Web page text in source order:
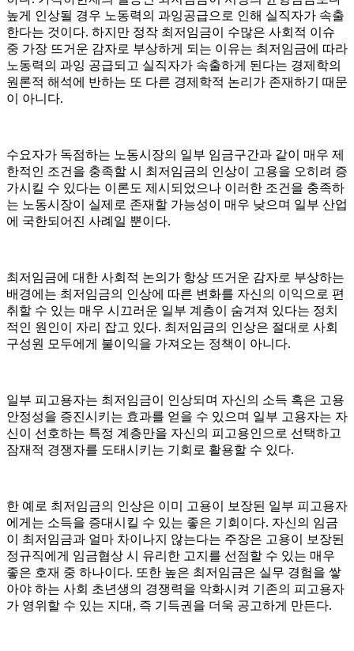
높게 인상될 경우 노동력의 과잉공급으로 인해 실직자가 속출
한다는 것이다. 하지만 정작 최저임금이 수많은 사회적 이슈
중 가장 뜨거운 감자로 부상하게 되는 이유는 최저임금에 따라
노동력의 과잉 공급되고 실직자가 속출하게 된다는 경제학의
원론적 해석에 반하는 또 다른 경제학적 논리가 존재하기 때문
이 아니다.
수요자가 독점하는 노동시장의 일부 임금구간과 같이 매우 제
한적인 조건을 충족할 시 최저임금의 인상이 고용을 오히려 증
가시킬 수 있다는 이론도 제시되었으나 이러한 조건을 충족하
는 노동시장이 실제로 존재할 가능성이 매우 낮으며 일부 산업
에 국한되어진 사례일 뿐이다.
최저임금에 대한 사회적 논의가 항상 뜨거운 감자로 부상하는
배경에는 최저임금의 인상에 따른 변화를 자신의 이익으로 편
취할 수 있는 매우 시끄러운 일부 계층이 숨겨져 있다는 정치
적인 원인이 자리 잡고 있다. 최저임금의 인상은 절대로 사회
구성원 모두에게 불이익을 가져오는 정책이 아니다.
일부 피고용자는 최저임금이 인상되며 자신의 소득 혹은 고용
안정성을 증진시키는 효과를 얻을 수 있으며 일부 고용자는 자
신이 선호하는 특정 계층만을 자신의 피고용인으로 선택하고
잠재적 경쟁자를 도태시키는 기회로 활용할 수 있다.
한 예로 최저임금의 인상은 이미 고용이 보장된 일부 피고용자
에게는 소득을 증대시킬 수 있는 좋은 기회이다. 자신의 임금
이 최저임금과 얼마 차이나지 않는다는 주장은 고용이 보장된
정규직에게 임금협상 시 유리한 고지를 선점할 수 있는 매우
좋은 호재 중 하나이다. 또한 높은 최저임금은 실무 경험을 쌓
아야 하는 사회 초년생의 경쟁력을 악화시켜 기존의 피고용자
가 영위할 수 있는 지대, 즉 기득권을 더욱 공고하게 만든다.